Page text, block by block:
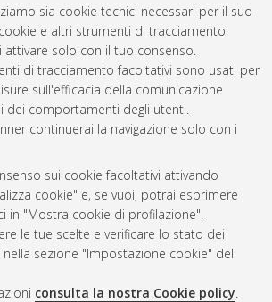
sia cookie tecnici necessari per il suo
e altri strumenti di tracciamento
solo con il tuo consenso.
di tracciamento facoltativi sono usati per
sull'efficacia della comunicazione
dei comportamenti degli utenti.
continuerai la navigazione solo con i
sui cookie facoltativi attivando
cookie" e, se vuoi, potrai esprimere
in "Mostra cookie di profilazione".
le tue scelte e verificare lo stato dei
sezione "Impostazione cookie" del
consulta la nostra Cookie policy.
del documento: